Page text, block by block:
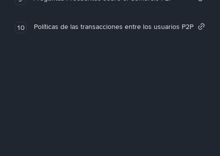
10 Políticas de las transacciones entre los usuarios P2P